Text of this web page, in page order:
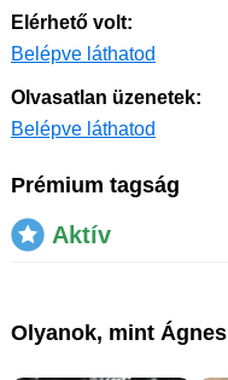
Elérhető volt:
Belépve láthatod
Olvasatlan üzenetek:
Belépve láthatod
Prémium tagság
Aktív
Olyanok, mint Ágnes